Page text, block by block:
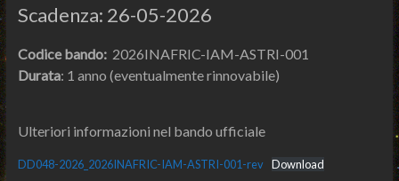
Scadenza: 26-05-2026
Codice bando:2026INAFRIC-IAM-ASTRI-001
Durata: 1 anno (eventualmente rinnovabile)
Ulteriori informazioni nel bando ufficiale
DD048-2026_2026INAFRIC-IAM-ASTRI-001-rev Download